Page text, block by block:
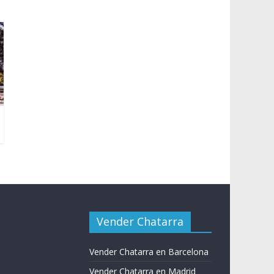
Vender Chatarra
Vender Chatarra en Barcelona
Vender Chatarra en Madrid